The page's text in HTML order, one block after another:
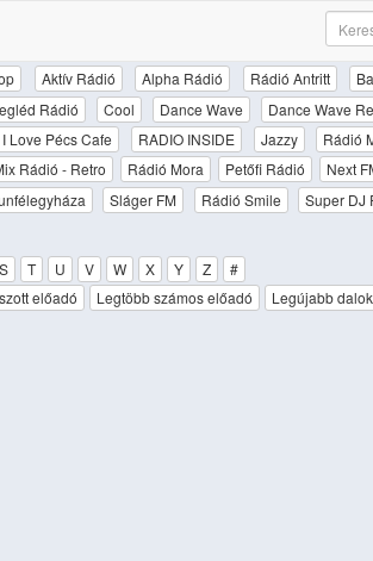
Aktív Rádió Alpha Rádió Rádió Antritt
Rádió Cool Dance Wave Dance Wave
I Love Pécs Cafe RADIO INSIDE Jazzy Rádió
Rádió - Retro Rádió Mora Petőfi Rádió Next
Sláger FM Rádió Smile Super DJ
S T U V W X Y Z
#
előadó Legtöbb számos előadó Legújabb dalok